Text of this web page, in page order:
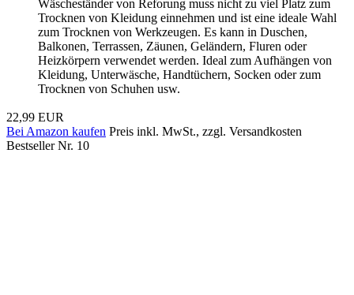
Wäscheständer von Reforung muss nicht zu viel Platz zum
Trocknen von Kleidung einnehmen und ist eine ideale Wahl
zum Trocknen von Werkzeugen. Es kann in Duschen,
Balkonen, Terrassen, Zäunen, Geländern, Fluren oder
Heizkörpern verwendet werden. Ideal zum Aufhängen von
Kleidung, Unterwäsche, Handtüchern, Socken oder zum
Trocknen von Schuhen usw.
22,99 EUR
Bei Amazon kaufen Preis inkl. MwSt., zzgl. Versandkosten
Bestseller Nr. 10